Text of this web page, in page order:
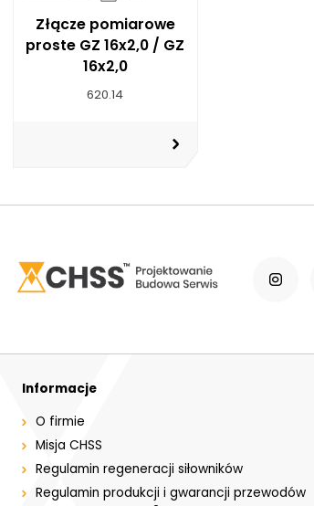
Złącze pomiarowe
proste GZ 16x2,0 / GZ
16x2,0
620.14
Informacje
O firmie
Misja CHSS
Regulamin regeneracji siłowników
Regulamin produkcji i gwarancji przewodów